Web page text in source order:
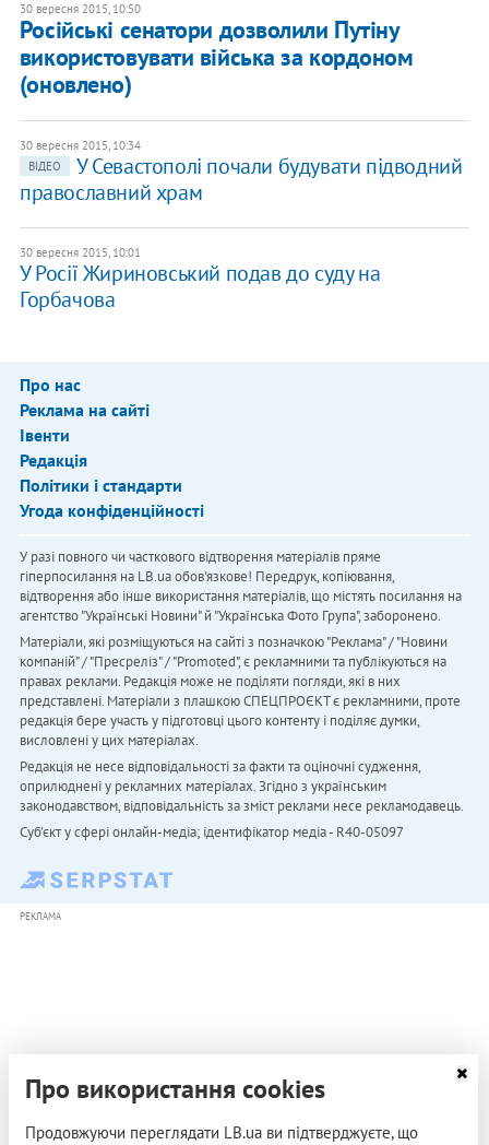
30 вересня 2015, 10:50
Російські сенатори дозволили Путіну
використовувати війська за кордоном
(оновлено)
30 вересня 2015, 10:34
ВІДЕО
У Севастополі почали будувати підводний
православний храм
30 вересня 2015, 10:01
У Росії Жириновський подав до суду на
Горбачова
Про нас
Реклама на сайті
Івенти
Редакція
Політики і стандарти
Угода конфіденційності
У разі повного чи часткового відтворення матеріалів пряме
гіперпосилання на LB.ua обов'язкове! Передрук, копіювання,
відтворення або інше використання матеріалів, що містять посилання на
агентство "Українськi Новини" й "Українська Фото Група", заборонено.
Матеріали, які розміщуються на сайті з позначкою "Реклама" / "Новини
компаній" / "Пресреліз" / "Promoted", є рекламними та публікуються на
правах реклами. Редакція може не поділяти погляди, які в них
представлені. Матеріали з плашкою СПЕЦПРОЄКТ є рекламними, проте
редакція бере участь у підготовці цього контенту і поділяє думки,
висловлені у цих матеріалах.
Редакція не несе відповідальності за факти та оціночні судження,
оприлюднені у рекламних матеріалах. Згідно з українським
законодавством, відповідальність за зміст реклами несе рекламодавець.
Cуб'єкт у сфері онлайн-медіа; ідентифікатор медіа - R40-05097
РЕКЛАМА
Про використання cookies
Продовжуючи переглядати LB.ua ви підтверджуєте, що